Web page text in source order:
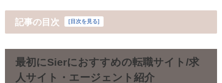
記事の目次 [目次を見る]
最初にSierにおすすめの転職サイト/求
人サイト・エージェント紹介